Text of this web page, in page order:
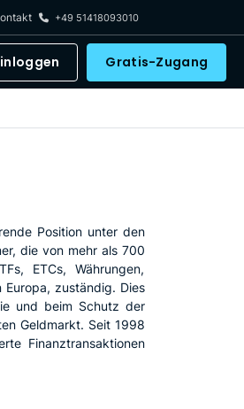
+49 51418093010
Gratis-Zugang
Position unter den
die von mehr als 700
ETCs, Währungen,
zuständig. Dies
und beim Schutz der
Geldmarkt. Seit 1998
Finanztransaktionen